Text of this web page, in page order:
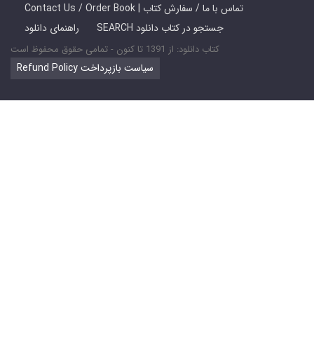
Contact Us / Order Book | تماس با ما / سفارش کتاب
راهنمای دانلود
SEARCH جستجو در کتاب دانلود
کتاب دانلود: از 1391 تا کنون - تمامی حقوق محفوظ است
Refund Policy سیاست بازپرداخت